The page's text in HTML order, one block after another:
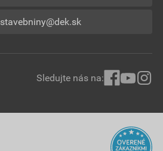
stavebniny@dek.sk
Sledujte nás na: